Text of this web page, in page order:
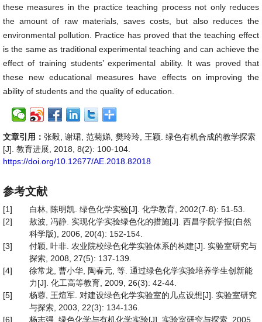
these measures in the practice teaching process not only reduces
the amount of raw materials, saves costs, but also reduces the
environmental pollution. Practice has proved that the teaching effect
is the same as traditional experimental teaching and can achieve the
effect of training students’ experimental ability. It was proved that
these new educational measures have effects on improving the
ability of students and the quality of education.
文章引用： 张毅, 谢珺, 范菊娣, 樊玲玲, 王颖. 绿色有机合成的教学探索
[J]. 教育进展, 2018, 8(2): 100-104.
https://doi.org/10.12677/AE.2018.82018
参考文献
[1]
白林, 陈明凯. 绿色化学实验[J]. 化学教育, 2002(7-8): 51-53.
[2]
敖波, 冯静. 实现化学实验绿色化的措施[J]. 西昌学院学报(自然
科学版), 2006, 20(4): 152-154.
[3]
付颖, 叶非. 农业院校绿色化学实验体系的构建[J]. 实验室研究与
探索, 2008, 27(5): 137-139.
[4]
徐常龙, 曹小华, 陶春元, 等. 通过绿色化学实验培养学生创新能
力[J]. 化工高等教育, 2009, 26(3): 42-44.
[5]
杨蓉, 王煊军. 对建设绿色化学实验室的几点设想[J]. 实验室研究
与探索, 2003, 22(3): 134-136.
[6]
杨志强. 绿色化学与有机化学实验[J]. 实验室研究与探索, 2005,